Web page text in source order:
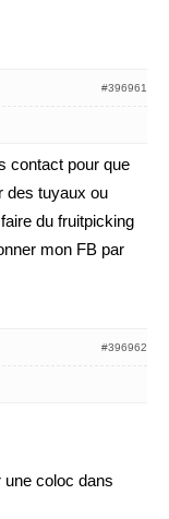
#396961
contact pour que
des tuyaux ou
du fruitpicking
mon FB par
#396962
une coloc dans